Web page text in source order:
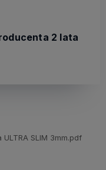
2 lata
SLIM 3mm.pdf